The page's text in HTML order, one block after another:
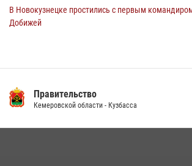
В Новокузнецке простились с первым
Добижей
14 июля 2026, 08:52 1
Правительство
Кемеровской области - Кузбасса